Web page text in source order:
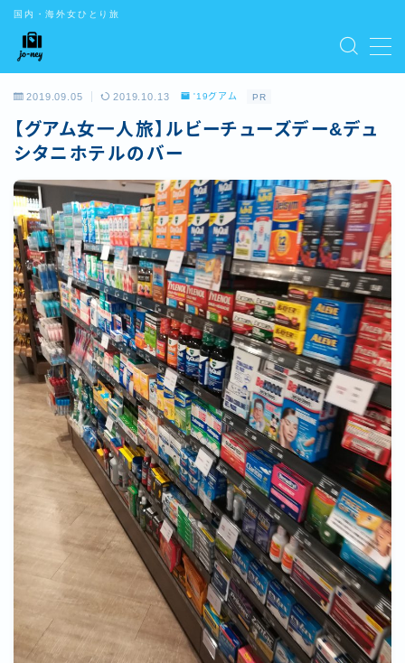
国内・海外女ひとり旅
お問い合わせ
デモプリセット記事 #5
デモプリセット記事 Part01
デモプリセット記事 Part03
デモプリセット記事 Part07
トップ
はじめての方はこちら
プライバシーポリシー
プライバシーポリシー
利用規約／特定商取引法に基づく表記
有料記事の決済完了ページ
特定商取引法に基づく表記
運営者情報
2019.09.05 2019.10.13 '19グアム PR
【グアム女一人旅】ルビーチューズデー&デュ
シタニホテルのバー